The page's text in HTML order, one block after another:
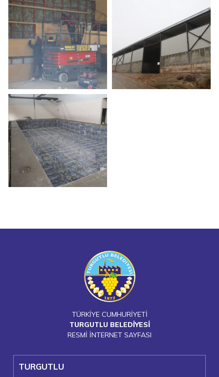
TÜRKİYE CUMHURİYETİ
TURGUTLU BELEDİYESİ
RESMİ İNTERNET SAYFASI
TURGUTLU